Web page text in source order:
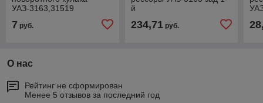
УАЗ-3163,31519
синий
7 руб.
й
234,71руб.
О нас
Рейтинг не сформирован
Менее 5 отзывов за последний год